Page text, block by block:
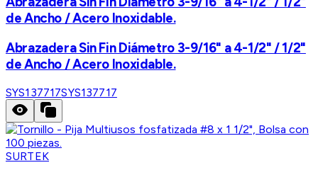
de Ancho / Acero Inoxidable.
Abrazadera Sin Fin Diámetro 3-9/16" a 4-1/2" / 1/2"
de Ancho / Acero Inoxidable.
SYS137717SYS137717
SURTEK